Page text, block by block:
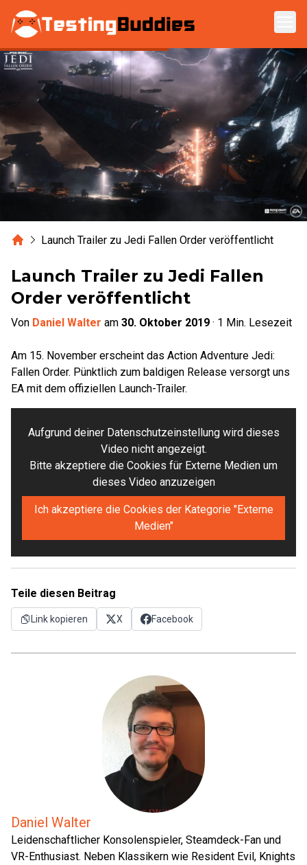
Zum Hauptinhalt springen
HomeLaunch Trailer zu Jedi Fallen Order veröffentlicht
Launch Trailer zu Jedi Fallen
Order veröffentlicht
Von Daniel Walter am 30. Oktober 2019 · 1 Min. Lesezeit
Am 15. November erscheint das Action Adventure Jedi:
Fallen Order. Pünktlich zum baldigen Release versorgt uns
EA mit dem offiziellen Launch-Trailer.
Aufgrund deiner Datenschutzeinstellung wird dieses
Video nicht angezeigt.
Bitte akzeptiere die Cookies für Externe Medien um
dieses Video anzuzeigen
Ich akzeptiere die Cookies der Kategorie "Externe
Medien"
Teile diesen Beitrag
Link kopieren X Facebook
Daniel Walter
Leidenschaftlicher Konsolenspieler, Steamdeck-Fan und
VR-Enthusiast. Neben Klassikern wie Resident Evil, Knights